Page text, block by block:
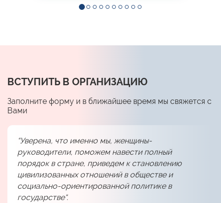
ВСТУПИТЬ В ОРГАНИЗАЦИЮ
Заполните форму и в ближайшее время мы свяжется с
Вами
“Уверена, что именно мы, женщины-
руководители, поможем навести полный
порядок в стране, приведем к становлению
цивилизованных отношений в обществе и
социально-ориентированной политике в
государстве“.